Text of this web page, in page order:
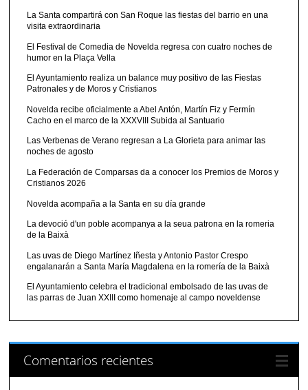
La Santa compartirá con San Roque las fiestas del barrio en una
visita extraordinaria
El Festival de Comedia de Novelda regresa con cuatro noches de
humor en la Plaça Vella
El Ayuntamiento realiza un balance muy positivo de las Fiestas
Patronales y de Moros y Cristianos
Novelda recibe oficialmente a Abel Antón, Martín Fiz y Fermín
Cacho en el marco de la XXXVIII Subida al Santuario
Las Verbenas de Verano regresan a La Glorieta para animar las
noches de agosto
La Federación de Comparsas da a conocer los Premios de Moros y
Cristianos 2026
Novelda acompaña a la Santa en su día grande
La devoció d'un poble acompanya a la seua patrona en la romeria
de la Baixà
Las uvas de Diego Martínez Iñesta y Antonio Pastor Crespo
engalanarán a Santa María Magdalena en la romería de la Baixà
El Ayuntamiento celebra el tradicional embolsado de las uvas de
las parras de Juan XXIII como homenaje al campo noveldense
Comentarios recientes